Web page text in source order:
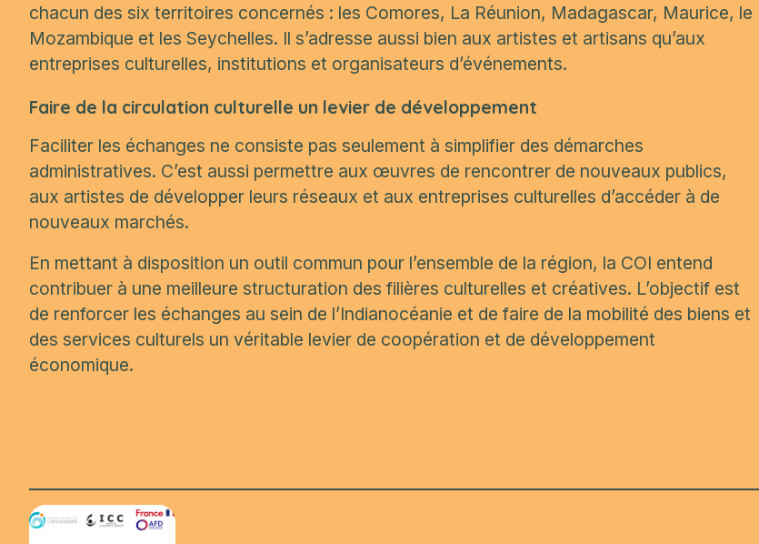
chacun des six territoires concernés : les Comores, La Réunion, Madagascar, Maurice, le
Mozambique et les Seychelles. Il s’adresse aussi bien aux artistes et artisans qu’aux
entreprises culturelles, institutions et organisateurs d’événements.
Faire de la circulation culturelle un levier de développement
Faciliter les échanges ne consiste pas seulement à simplifier des démarches
administratives. C’est aussi permettre aux œuvres de rencontrer de nouveaux publics,
aux artistes de développer leurs réseaux et aux entreprises culturelles d’accéder à de
nouveaux marchés.
En mettant à disposition un outil commun pour l’ensemble de la région, la COI entend
contribuer à une meilleure structuration des filières culturelles et créatives. L’objectif est
de renforcer les échanges au sein de l’Indianocéanie et de faire de la mobilité des biens et
des services culturels un véritable levier de coopération et de développement
économique.